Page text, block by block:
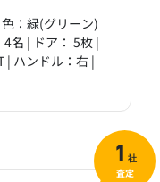
：緑(グリーン)
名 | ドア： 5枚 |
| ハンドル：右 |
1 社
査定